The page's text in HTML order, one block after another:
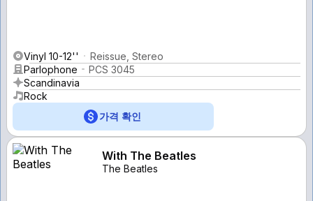
Vinyl 10-12''
Reissue, Stereo
Parlophone
PCS 3045
Scandinavia
Rock
가격 확인
With The Beatles
The Beatles